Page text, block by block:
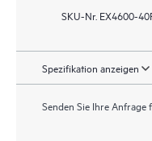
SKU-Nr. EX4600-
Spezifikation anzeigen
Senden Sie Ihre